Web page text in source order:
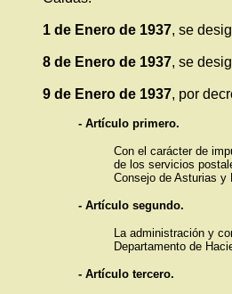
1 de Enero de 1937, se
8 de Enero de 1937, se
9 de Enero de 1937, por
- Artículo primero.
Con el carácter de
de los servicios
Consejo de Asturias y
- Artículo segundo.
La administración y
Departamento de
- Artículo tercero.